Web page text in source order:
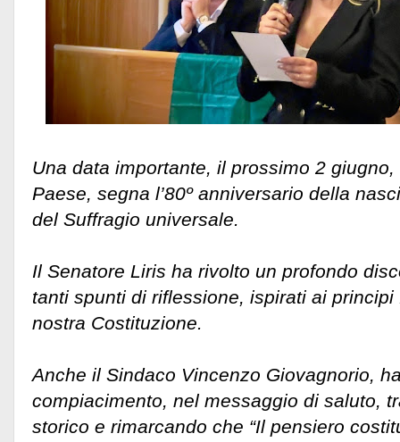
Una data importante, il prossimo 2
Paese, segna l’80º anniversario della
del Suffragio universale.
Il Senatore Liris ha rivolto un profondo
tanti spunti di riflessione, ispirati ai
nostra Costituzione.
Anche il Sindaco Vincenzo Giovagnorio,
compiacimento, nel messaggio di saluto,
storico e rimarcando che “Il pensiero